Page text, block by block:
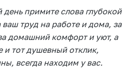
и
примите слова глубокой
ваш труд на работе и дома, за
домашний комфорт и уют, а
и тот душевный отклик,
всегда находим у вас.